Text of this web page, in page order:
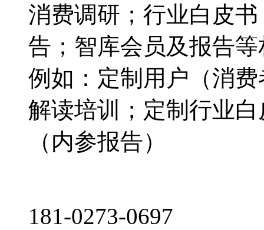
消费调研；行业白皮
告；智库会员及报告
例如：定制用户（消
解读培训；定制行业
（内参报告）
181-0273-0697